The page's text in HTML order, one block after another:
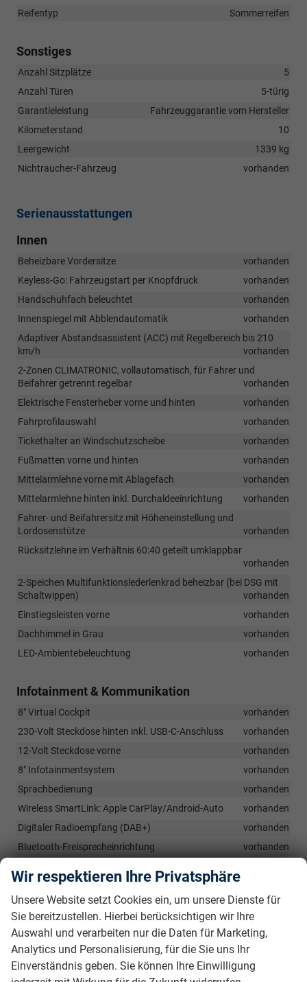
Reifentyp
Sommerreifen
Sonstiges
Anzahl Sitzplätze
5
Anzahl Türen
5-türig
Garantieleistung
Fahrzeuggarantie vom Hersteller
Kilometerstand
10
Leergewicht
1339 kg
Nichtraucher-Fahrzeug
vorhanden
Serienausstattungen
Innen
Beheizbare Vordersitze
vorhanden
Keyless-Go: Fahrzeugstart per Knopfdruck
vorhanden
Handschuhfach beleuchtet
vorhanden
Innenspiegel mit Abblendautomatik
vorhanden
Adaptiver Abstandsassistent (ACC) mit Regelbereich bis 210
km/h
vorhanden
2-Zonen CLIMATRONIC, vollautomatisch, für Fahrer und
Beifahrer getrennt regelbar
vorhanden
Elektrische Fensterheber vorne und hinten
vorhanden
Fahrprofilauswahl
vorhanden
Tickethalter an Windschutzscheibe
vorhanden
Fußmatten vorne und hinten
vorhanden
Mittelarmlehne vorne mit Ablagefach
vorhanden
Mittelarmlehne hinten inkl. Durchaldeeinrichtung
vorhanden
Fahrer- und Beifahrersitz mit Höheneinstellung und
Lordosenstütze
vorhanden
Rücksitzlehne im Verhältnis 60:40 geteilt umklappbar
vorhanden
2-Speichen Multifunktionslederlenkrad beheizbar (bei DSG mit
Schaltwippen)
vorhanden
Einstiegsleisten vorne
vorhanden
Dachhimmel in Grau
vorhanden
LED-Ambientebeleuchtung
vorhanden
Infotainment & Kommunikation
8" Virtual Cockpit
vorhanden
230-Volt Steckdose hinten inkl. USB-C-Anschluss
vorhanden
12-Volt Steckdose vorne
vorhanden
8" Infotainmentsystem
vorhanden
Sprachbedienung
vorhanden
Wireless SmartLink: Apple CarPlay/Android-Auto
vorhanden
Digitaler Radioempfang (DAB+)
vorhanden
Bluetooth-Freisprecheinrichtung
vorhanden
8 Lautsprecher
Sicherheit & Assistenz
Notrufsystem (eCall +)
Spurhalteassistent
vorhanden
Wir respektieren Ihre Privatsphäre
Unsere Website setzt Cookies ein, um unsere Dienste für
Sie bereitzustellen. Hierbei berücksichtigen wir Ihre
Auswahl und verarbeiten nur die Daten für Marketing,
Analytics und Personalisierung, für die Sie uns Ihr
Einverständnis geben. Sie können Ihre Einwilligung